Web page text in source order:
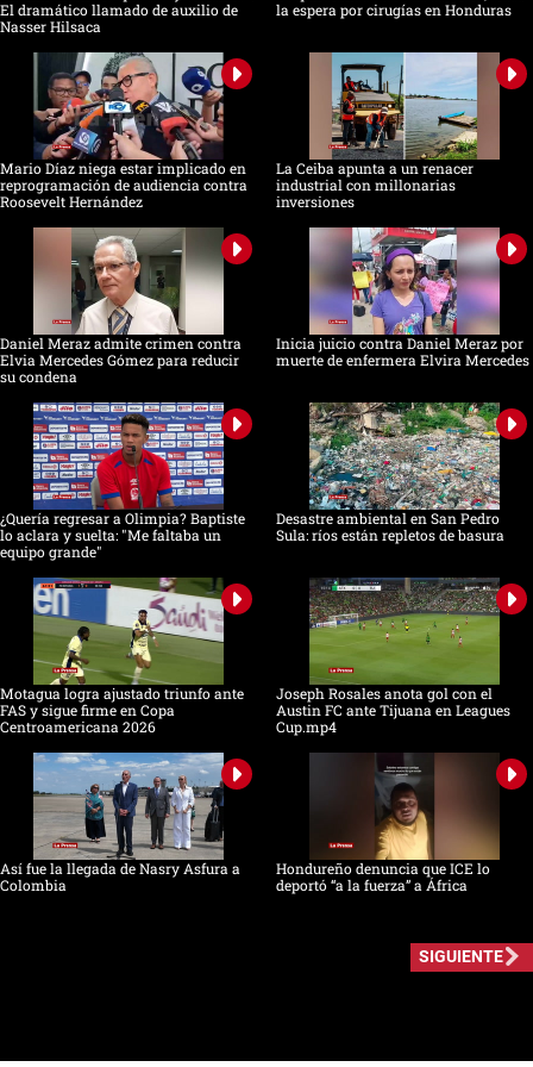
El dramático llamado de auxilio de
Nasser Hilsaca
la espera por cirugías en Honduras
Mario Díaz niega estar implicado en
reprogramación de audiencia contra
Roosevelt Hernández
La Ceiba apunta a un renacer
industrial con millonarias
inversiones
Daniel Meraz admite crimen contra
Elvia Mercedes Gómez para reducir
su condena
Inicia juicio contra Daniel Meraz por
muerte de enfermera Elvira Mercedes
¿Quería regresar a Olimpia? Baptiste
lo aclara y suelta: "Me faltaba un
equipo grande"
Desastre ambiental en San Pedro
Sula: ríos están repletos de basura
Motagua logra ajustado triunfo ante
FAS y sigue firme en Copa
Centroamericana 2026
Joseph Rosales anota gol con el
Austin FC ante Tijuana en Leagues
Cup.mp4
Así fue la llegada de Nasry Asfura a
Colombia
Hondureño denuncia que ICE lo
deportó “a la fuerza” a África
SIGUIENTE